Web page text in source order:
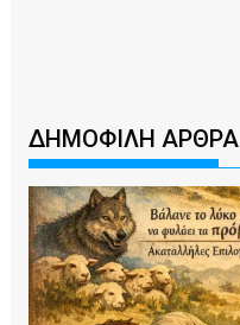
ΔΗΜΟΦΙΛΗ ΑΡΘΡΑ